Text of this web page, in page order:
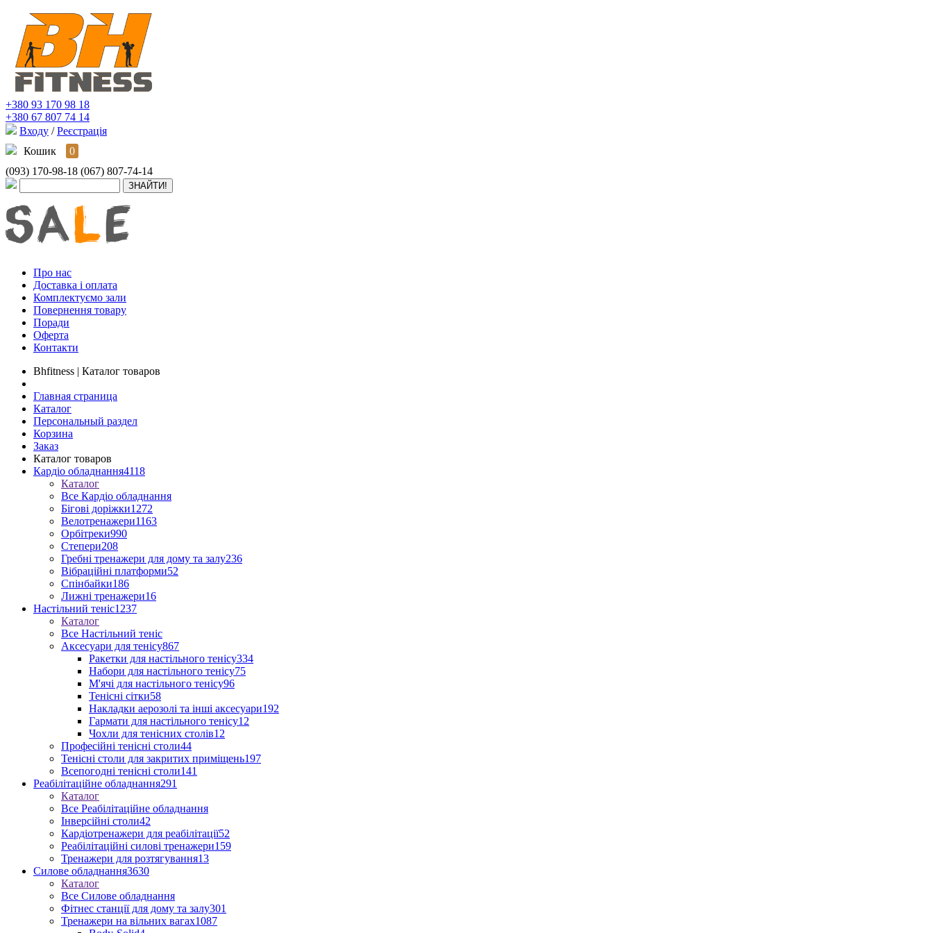
+380 93 170 98 18
+380 67 807 74 14
Входу / Реєстрація
Кошик
0
(093) 170-98-18 (067) 807-74-14
Про нас
Доставка і оплата
Комплектуємо зали
Повернення товару
Поради
Оферта
Контакти
Bhfitness | Каталог товаров
Главная страница
Каталог
Персональный раздел
Корзина
Заказ
Каталог товаров
Кардіо обладнання4118
Каталог
Все Кардіо обладнання
Бігові доріжки1272
Велотренажери1163
Орбітреки990
Степери208
Гребні тренажери для дому та залу236
Вібраційні платформи52
Спінбайки186
Лижні тренажери16
Настільний теніс1237
Каталог
Все Настільний теніс
Аксесуари для тенісу867
Ракетки для настільного тенісу334
Набори для настільного тенісу75
М'ячі для настільного тенісу96
Тенісні сітки58
Накладки аерозолі та інші аксесуари192
Гармати для настільного тенісу12
Чохли для тенісних столів12
Професійні тенісні столи44
Тенісні столи для закритих приміщень197
Всепогодні тенісні столи141
Реабілітаційне обладнання291
Каталог
Все Реабілітаційне обладнання
Інверсійні столи42
Кардіотренажери для реабілітації52
Реабілітаційні силові тренажери159
Тренажери для розтягування13
Силове обладнання3630
Каталог
Все Силове обладнання
Фітнес станції для дому та залу301
Тренажери на вільних вагах1087